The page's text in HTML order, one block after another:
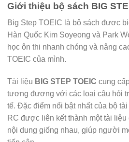
Giới thiệu bộ sách BIG
Big Step TOEIC là bộ sách được
Hàn Quốc Kim Soyeong và Park
học ôn thi nhanh chóng và nâng
TOEIC của mình.
Tài liệu BIG STEP TOEIC cung
tương đương với các loại câu hỏi
tế. Đặc điểm nổi bật nhất của bộ
RC được liên kết thành một tài liệu
nội dung giống nhau, giúp người